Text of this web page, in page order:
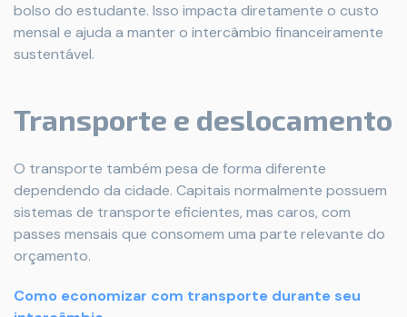
bolso do estudante. Isso impacta diretamente o custo
mensal e ajuda a manter o intercâmbio financeiramente
sustentável.
Transporte e deslocamento
O transporte também pesa de forma diferente
dependendo da cidade. Capitais normalmente possuem
sistemas de transporte eficientes, mas caros, com
passes mensais que consomem uma parte relevante do
orçamento.
Como economizar com transporte durante seu